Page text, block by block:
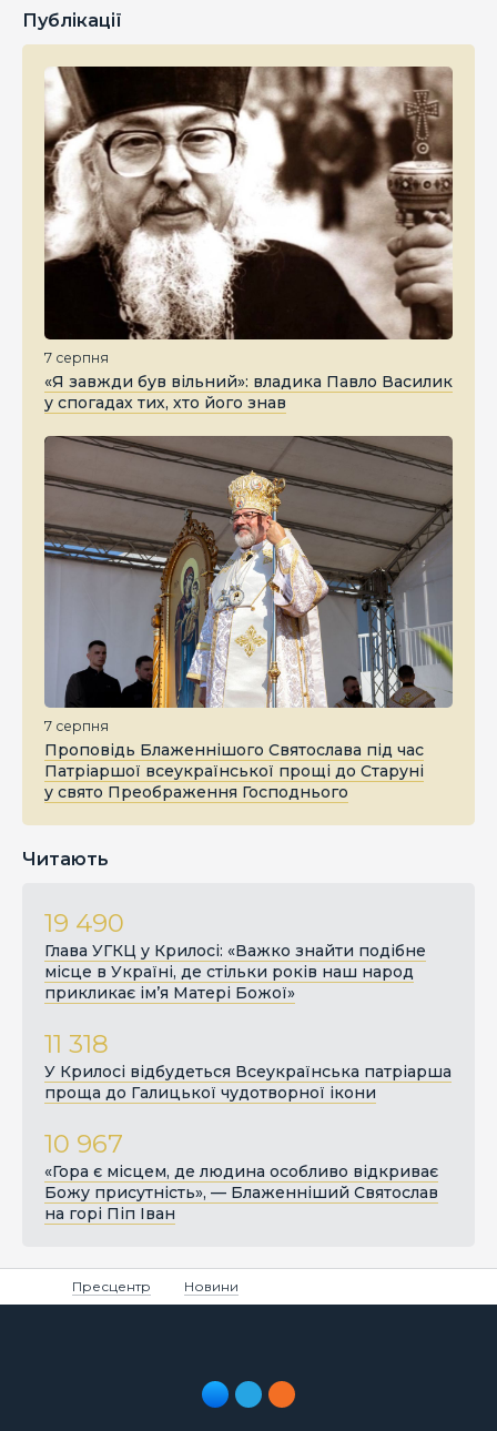
Публікації
7 серпня
«Я завжди був вільний»: владика Павло Василик
у спогадах тих, хто його знав
7 серпня
Проповідь Блаженнішого Святослава під час
Патріаршої всеукраїнської прощі до Старуні
у свято Преображення Господнього
Читають
19 490
Глава УГКЦ у Крилосі: «Важко знайти подібне
місце в Україні, де стільки років наш народ
прикликає ім’я Матері Божої»
11 318
У Крилосі відбудеться Всеукраїнська патріарша
проща до Галицької чудотворної ікони
10 967
«Гора є місцем, де людина особливо відкриває
Божу присутність», — Блаженніший Святослав
на горі Піп Іван
Пресцентр Новини